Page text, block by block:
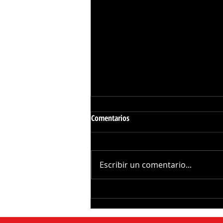
"Zumba Fest, Verano Espumoso
2026"
Comentarios
Escribir un comentario...